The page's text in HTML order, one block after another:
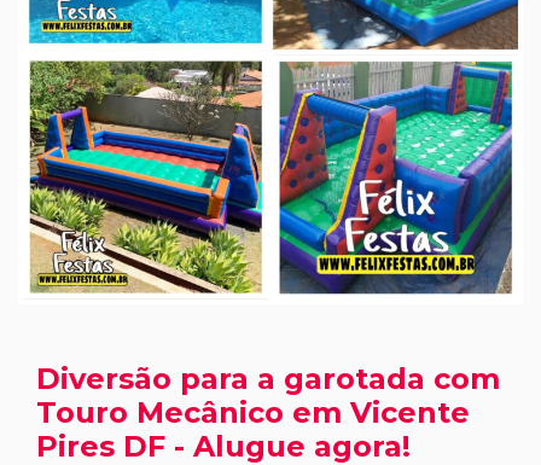
Diversão para a garotada com
Touro Mecânico em Vicente
Pires DF - Alugue agora!